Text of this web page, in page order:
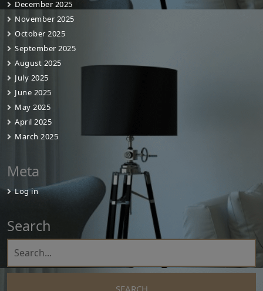
December 2025
November 2025
October 2025
September 2025
August 2025
July 2025
June 2025
May 2025
April 2025
March 2025
Meta
Log in
Search